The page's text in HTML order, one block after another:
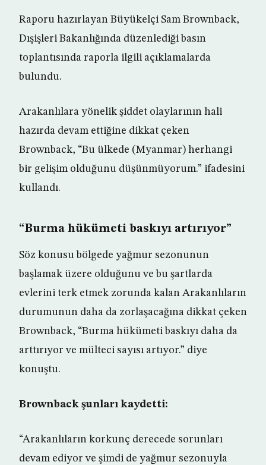
Raporu hazırlayan Büyükelçi Sam Brownback,
Dışişleri Bakanlığında düzenlediği basın
toplantısında raporla ilgili açıklamalarda
bulundu.
Arakanlılara yönelik şiddet olaylarının hali
hazırda devam ettiğine dikkat çeken
Brownback, “Bu ülkede (Myanmar) herhangi
bir gelişim olduğunu düşünmüyorum.” ifadesini
kullandı.
“Burma hükümeti baskıyı artırıyor”
Söz konusu bölgede yağmur sezonunun
başlamak üzere olduğunu ve bu şartlarda
evlerini terk etmek zorunda kalan Arakanlıların
durumunun daha da zorlaşacağına dikkat çeken
Brownback, “Burma hükümeti baskıyı daha da
arttırıyor ve mülteci sayısı artıyor.” diye
konuştu.
Brownback şunları kaydetti:
“Arakanlıların korkunç derecede sorunları
devam ediyor ve şimdi de yağmur sezonuyla